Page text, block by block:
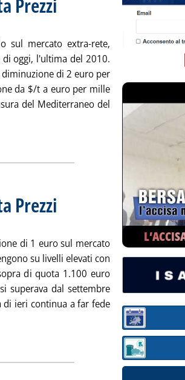
sul mercato extra-rete,
oggi, l'ultima del 2010.
di 2 euro per
da $/t a euro per mille
del Mediterraneo del
rete: le rilevazioni di Staffetta Prezzi'
Prezzi . Sottotitolo: Rilevazione N. 97 del 28
. Pubblicata martedì 28 dicembre 2010 alle
di 1 euro sul mercato
su livelli elevati con
di quota 1.100 euro
superava dal settembre
di ieri continua a far fede
rete: le rilevazioni di Staffetta Prezzi'
Sezione:
Sezione: